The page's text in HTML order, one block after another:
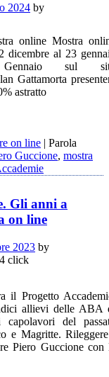
online Mostra
dicembre al 23
sul
Gattamorta
astratto
2024 by
il Progetto
allievi delle ABA
del
e Magritte.
Piero Guccione con
on line | Parola
Guccione, mostra
Gli anni a
on line
2023 by
click